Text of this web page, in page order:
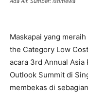
Maskapai yang
the Category Low
acara 3rd Annual Asia
Outlook Summit di
membekas di